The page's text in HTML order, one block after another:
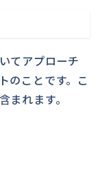
てアプローチ
のことです。こ
まれます。